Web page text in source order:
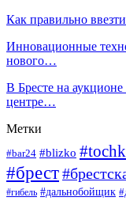
Как правильно
Инновационные
нового…
В Бресте на
центре…
Метки
#bar24 #blizko
#брест
#гибель #дальнобойщик